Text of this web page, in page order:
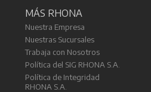
MÁS RHONA
Nuestra Empresa
Nuestras Sucursales
Trabaja con Nosotros
Política del SIG RHONA S.A.
Política de Integridad
RHONA S.A.